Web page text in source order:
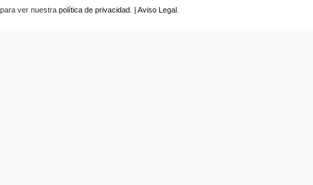
para ver nuestra política de privacidad . | Aviso Legal